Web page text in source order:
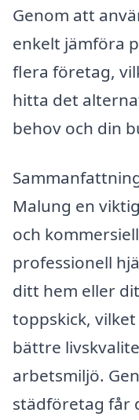
Genom att
enkelt jämföra
flera företag,
hitta det
behov och din
Malung en
och
professionell
ditt hem eller
toppskick,
bättre
arbetsmiljö.
städföretag får